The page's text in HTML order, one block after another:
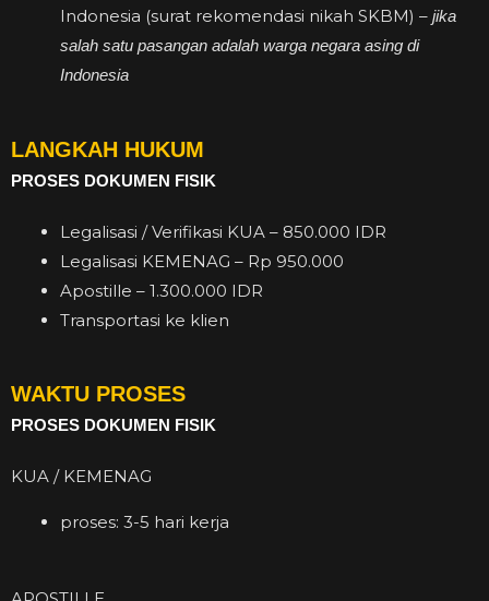
Indonesia (surat rekomendasi nikah SKBM) – jika
salah satu pasangan adalah warga negara asing di
Indonesia
LANGKAH HUKUM
PROSES DOKUMEN FISIK
Legalisasi / Verifikasi KUA – 850.000 IDR
Legalisasi KEMENAG – Rp 950.000
Apostille – 1.300.000 IDR
Transportasi ke klien
WAKTU PROSES
PROSES DOKUMEN FISIK
KUA / KEMENAG
proses: 3-5 hari kerja